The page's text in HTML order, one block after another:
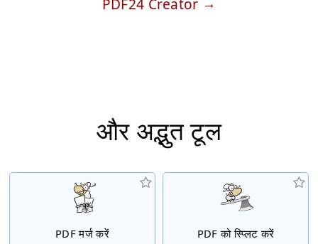
PDF24 Creator
और अद्भुत टूल
PDF मर्ज करें PDF को स्प्लिट करें